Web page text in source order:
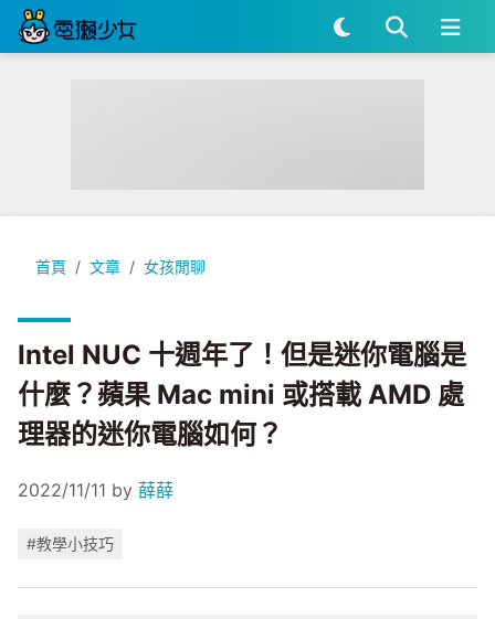
首頁 文章 女孩閒聊
Intel NUC 十週年了！但是迷你電腦是什麼？蘋果 Mac mini 或
Intel NUC 十週年了！但是迷你電腦是
什麼？蘋果 Mac mini 或搭載 AMD 處
理器的迷你電腦如何？
2022/11/11 by 薛薛
#教學小技巧